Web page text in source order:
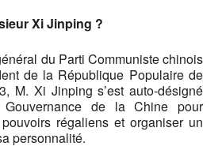
Xi Jinping ?
du Parti Communiste chinois
de la République Populaire de
M. Xi Jinping s’est auto-désigné
de la Chine pour
régaliens et organiser un
personnalité.